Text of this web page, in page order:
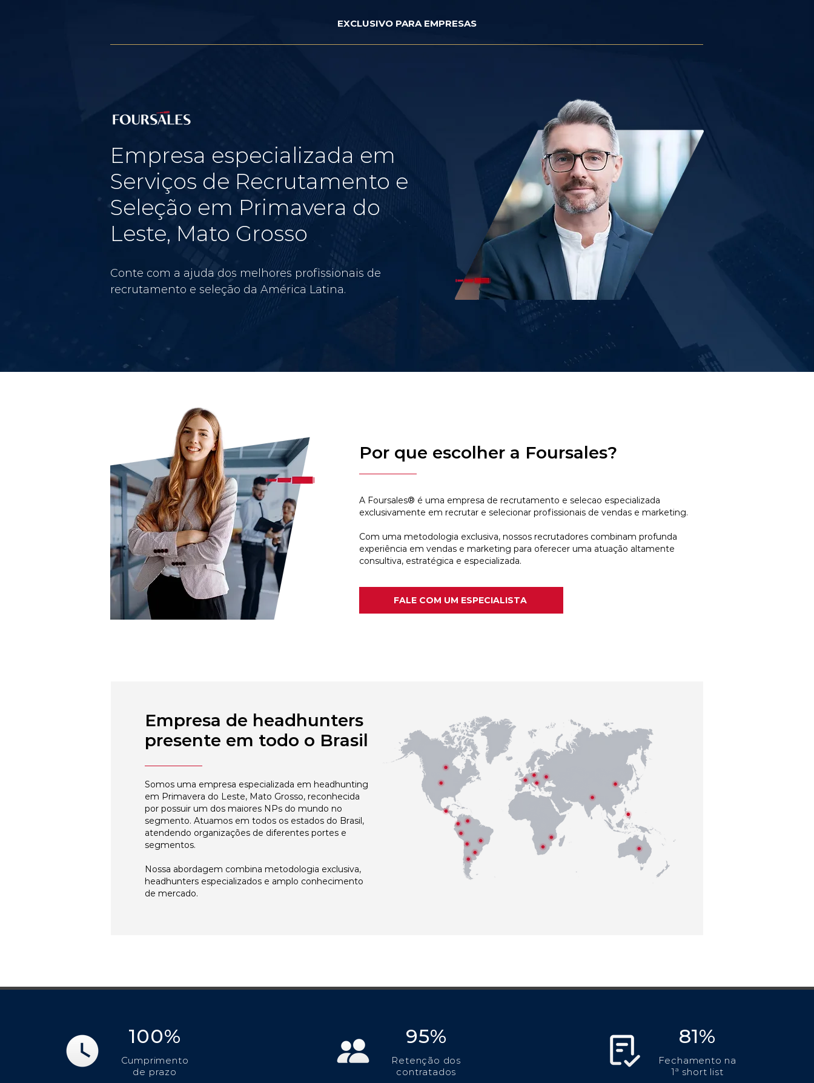
EXCLUSIVO PARA EMPRESAS
Empresa especializada em
Serviços de Recrutamento e
Seleção em Primavera do
Leste, Mato Grosso
Conte com a ajuda dos melhores profissionais de
recrutamento e seleção da América Latina.
Por que escolher a Foursales?
A Foursales® é uma empresa de recrutamento e selecao especializada
exclusivamente em recrutar e selecionar profissionais de vendas e marketing.
Com uma metodologia exclusiva, nossos recrutadores combinam profunda
experiência em vendas e marketing para oferecer uma atuação altamente
consultiva, estratégica e especializada.
FALE COM UM ESPECIALISTA
Empresa de headhunters
presente em todo o Brasil
Somos uma empresa especializada em headhunting
em Primavera do Leste, Mato Grosso, reconhecida
por possuir um dos maiores NPs do mundo no
segmento. Atuamos em todos os estados do Brasil,
atendendo organizações de diferentes portes e
segmentos.
Nossa abordagem combina metodologia exclusiva,
headhunters especializados e amplo conhecimento
de mercado.
100%
Cumprimento
de prazo
95%
Retenção dos
contratados
81%
Fechamento na
1ª short list